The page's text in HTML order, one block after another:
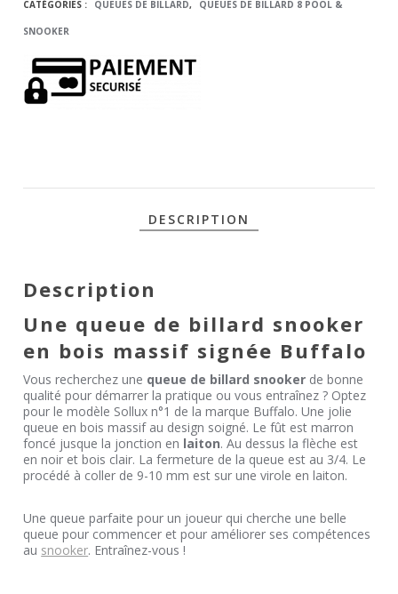
SNOOKER
SOLLUX
CATÉGORIES : QUEUES DE BILLARD, QUEUES DE BILLARD 8 POOL &
SNOOKER
DESCRIPTION
Description
Une queue de billard snooker
en bois massif signée Buffalo
Vous recherchez une queue de billard snooker de bonne
qualité pour démarrer la pratique ou vous entraînez ? Optez
pour le modèle Sollux n°1 de la marque Buffalo. Une jolie
queue en bois massif au design soigné. Le fût est marron
foncé jusque la jonction en laiton. Au dessus la flèche est
en noir et bois clair. La fermeture de la queue est au 3/4. Le
procédé à coller de 9-10 mm est sur une virole en laiton.
Une queue parfaite pour un joueur qui cherche une belle
queue pour commencer et pour améliorer ses compétences
au snooker. Entraînez-vous !